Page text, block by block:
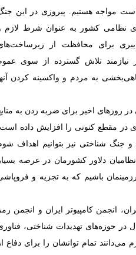
مواجه هستیم. پیروزی در این جنگ
نظامی کشور به عنوان شرط لازم و
برای محافظت از زیرساخت‌های
تلاش گسترده از سوی عموم
به مردم و واکسینه کردن آنها
اخیر برای ضربه زدن به منابع
در مقطع کنونی را افزایش داده است.
شناختی نیز بتوانیم اهداف شوم
دلاور کشورمان در عرصه بسیار
باشیم که به تجزیه و فروپاشی
انجمن کامپیوتر ایران و انجمن رمز
حوزه‌های تهدیدات شناختی، فناوری
تمام توانشان را برای دفاع از